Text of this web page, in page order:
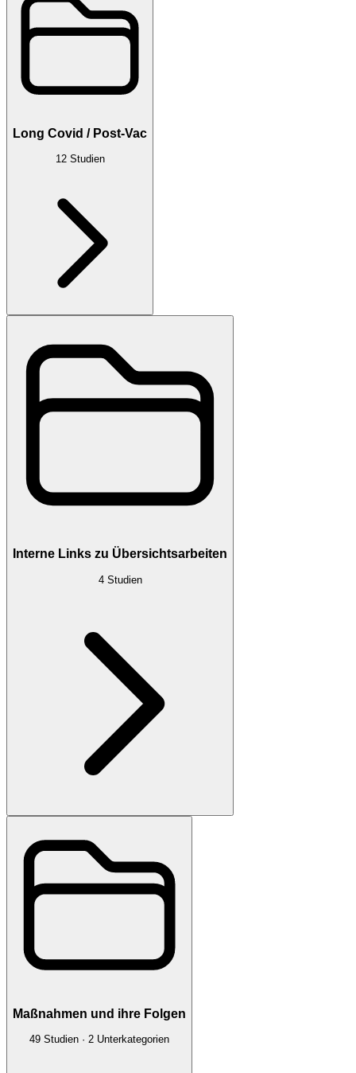
Long Covid / Post-Vac
12 Studien
Interne Links zu Übersichtsarbeiten
4 Studien
Maßnahmen und ihre Folgen
49 Studien · 2 Unterkategorien